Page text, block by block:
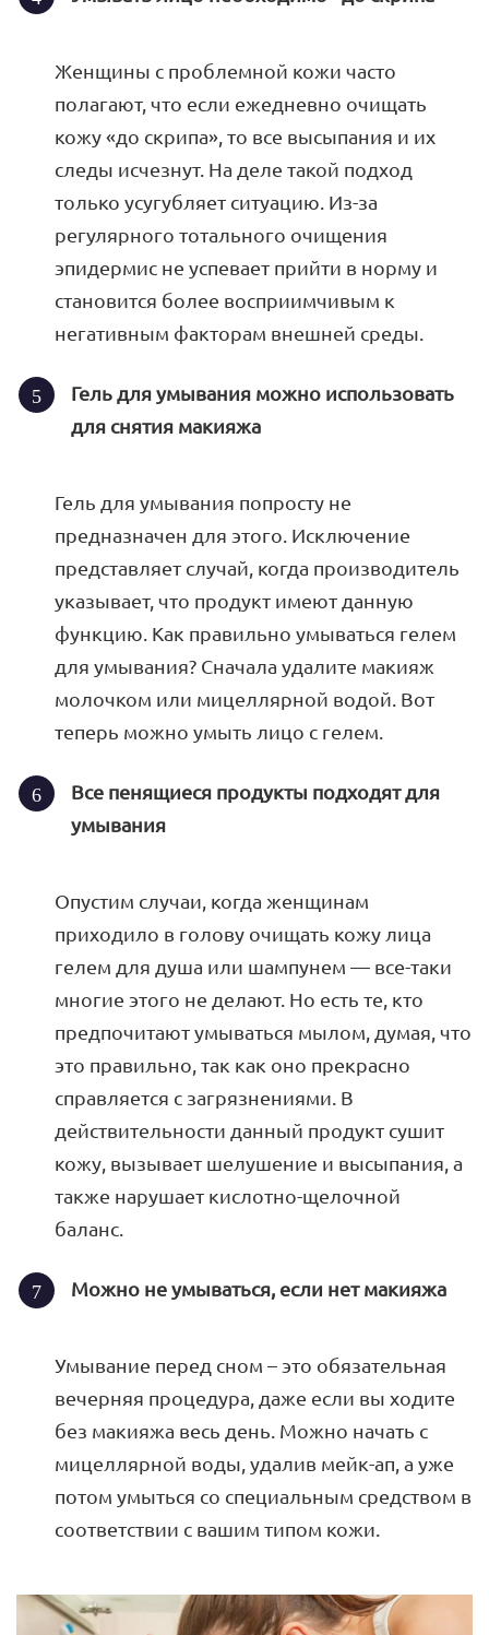
Женщины с проблемной кожи часто
полагают, что если ежедневно очищать
кожу «до скрипа», то все высыпания и их
следы исчезнут. На деле такой подход
только усугубляет ситуацию. Из-за
регулярного тотального очищения
эпидермис не успевает прийти в норму и
становится более восприимчивым к
негативным факторам внешней среды.
Гель для умывания можно использовать
для снятия макияжа
Гель для умывания попросту не
предназначен для этого. Исключение
представляет случай, когда производитель
указывает, что продукт имеют данную
функцию. Как правильно умываться гелем
для умывания? Сначала удалите макияж
молочком или мицеллярной водой. Вот
теперь можно умыть лицо с гелем.
Все пенящиеся продукты подходят для
умывания
Опустим случаи, когда женщинам
приходило в голову очищать кожу лица
гелем для душа или шампунем — все-таки
многие этого не делают. Но есть те, кто
предпочитают умываться мылом, думая, что
это правильно, так как оно прекрасно
справляется с загрязнениями. В
действительности данный продукт сушит
кожу, вызывает шелушение и высыпания, а
также нарушает кислотно-щелочной
баланс.
Можно не умываться, если нет макияжа
Умывание перед сном – это обязательная
вечерняя процедура, даже если вы ходите
без макияжа весь день. Можно начать с
мицеллярной воды, удалив мейк-ап, а уже
потом умыться со специальным средством в
соответствии с вашим типом кожи.